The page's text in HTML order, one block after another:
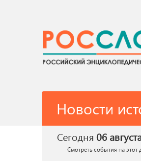
Новости
Сегодня 06
Смотреть события на этот